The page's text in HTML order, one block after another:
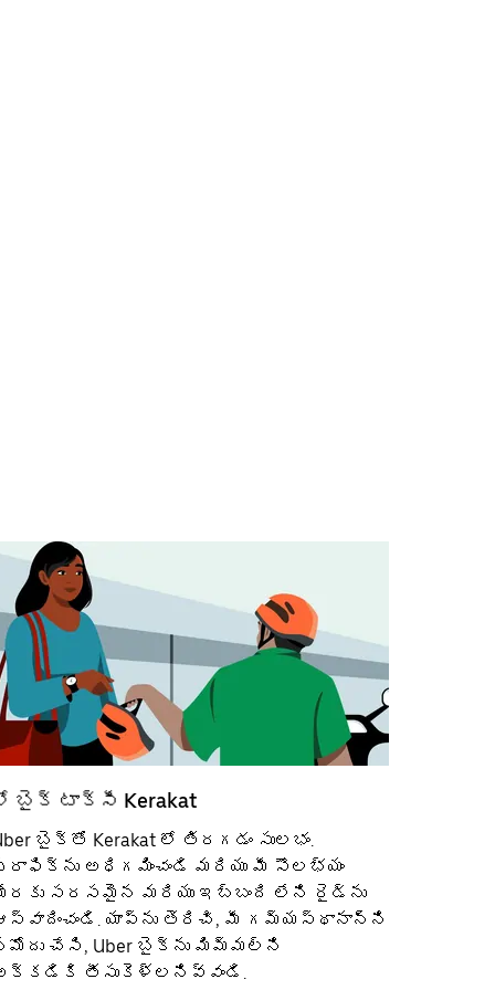
బైక్ టాక్సీ Kerakat
బైక్‌తో Kerakat లో తిరగడం సులభం.
అధిగమించండి మరియు మీ సౌలభ్యం
సరసమైన మరియు ఇబ్బంది లేని రైడ్‌ను
యాప్‌ను తెరిచి, మీ గమ్యస్థానాన్ని
చేసి, Uber బైక్‌ను మిమ్మల్ని
తీసుకెళ్లనివ్వండి.